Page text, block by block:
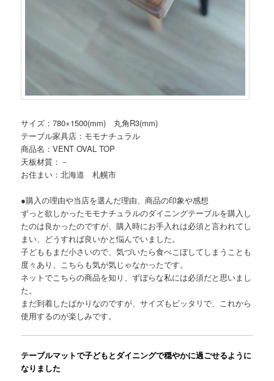
サイズ：780×1500(mm) 丸角R3(mm)
テーブル家具店：モモナチュラル
商品名：VENT OVAL TOP
天板材質：－
お住まい：北海道 札幌市
●購入の理由や当店を選んだ理由、商品の印象や感想
ずっと欲しかったモモナチュラルのダイニングテーブルを購入し
たのは良かったのですが、購入時にお手入れは必須と言われてし
まい、どうすれば良いかと悩んでいました。
子どももまだ小さいので、気づいたら食べこぼしてしまうことも
度々あり、こちらも気が気じゃなかったです。
ネットでこちらの商品を知り、ずぼらな私には必須だと思いまし
た。
まだ到着したばかりなのですが、サイズもピッタリで、これから
使用するのが楽しみです。
テーブルマットで子どもとダイニングで穏やかに過ごせるように
なりました